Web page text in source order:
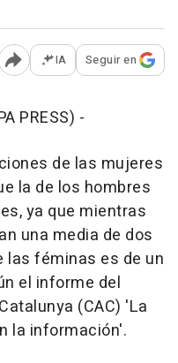
Abrir opciones para
IA Seguir en
PRESS) -
de las mujeres
la de los hombres
ya que mientras
una media de dos
las féminas es de un
el informe del
(CAC) 'La
la información'.